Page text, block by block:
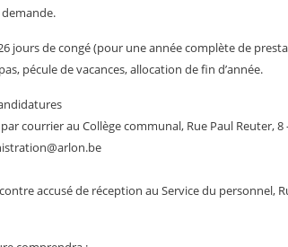
jours de congé (pour une année complète de
pécule de vacances, allocation de fin d’année.
courrier au Collège communal, Rue Paul Reuter, 8
accusé de réception au Service du personnel,